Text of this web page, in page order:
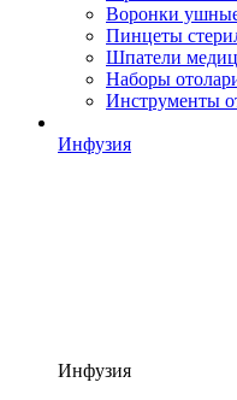
Воронки
Пинцеты
Шпатели
Наборы
Инструменты
Инфузия
Инфузия